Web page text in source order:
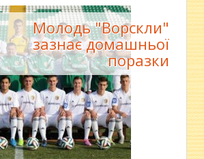
Молодь "Ворскли"
зазнає домашньої
поразки